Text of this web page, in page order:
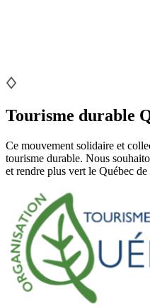
Tourisme durable
Ce mouvement solidaire et
tourisme durable. Nous
et rendre plus vert le Québec de